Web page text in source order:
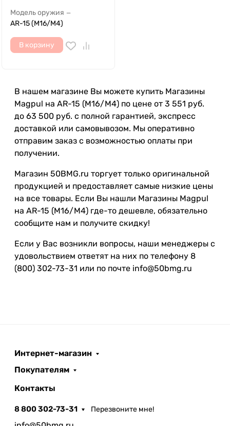
Модель оружия —
AR-15 (M16/M4)
В корзину
В нашем магазине Вы можете купить Магазины
Magpul на AR-15 (M16/M4) по цене от 3 551 руб.
до 63 500 руб. с полной гарантией, экспресс
доставкой или самовывозом. Мы оперативно
отправим заказ с возможностью оплаты при
получении.
Магазин 50BMG.ru торгует только оригинальной
продукцией и предоставляет самые низкие цены
на все товары. Если Вы нашли Магазины Magpul
на AR-15 (M16/M4) где-то дешевле, обязательно
сообщите нам и получите скидку!
Если у Вас возникли вопросы, наши менеджеры с
удовольствием ответят на них по телефону 8
(800) 302-73-31 или по почте info@50bmg.ru
Интернет-магазин
Покупателям
Контакты
8 800 302-73-31 Перезвоните мне!